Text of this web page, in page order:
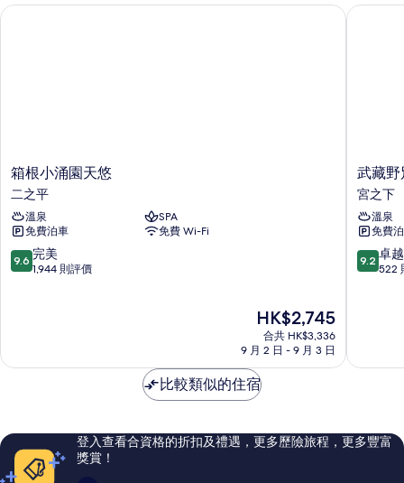
箱
根
小
涌
園
天
悠
箱根小涌園天悠
二之平
溫泉
SPA
免費泊車
免費 Wi-Fi
9.6
分
完
評
價
9.6 完美
1,944 則評價
現
售
HK$2,745
HK$2,745
合共 HK$3,336
9 月 2 日 - 9 月 3 日
箱根小涌園天悠
武
藏
野
別
館
宮
之
武藏野
宮之下
溫泉
免費
9.2
分
卓
評
價
9.2 卓越
522
武藏野
比較類似的住宿
登入查看合資格的折扣及禮遇，更多歷險旅程，更多豐富
獎賞！